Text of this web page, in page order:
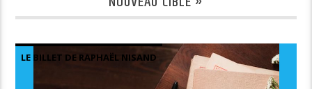
LE BILLET DE RAPHAËL NISAND